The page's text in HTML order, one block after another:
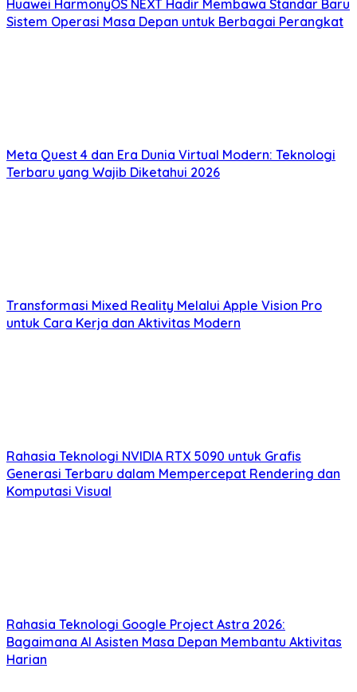
Huawei HarmonyOS NEXT Hadir Membawa Standar Baru
Sistem Operasi Masa Depan untuk Berbagai Perangkat
Meta Quest 4 dan Era Dunia Virtual Modern: Teknologi
Terbaru yang Wajib Diketahui 2026
Transformasi Mixed Reality Melalui Apple Vision Pro
untuk Cara Kerja dan Aktivitas Modern
Rahasia Teknologi NVIDIA RTX 5090 untuk Grafis
Generasi Terbaru dalam Mempercepat Rendering dan
Komputasi Visual
Rahasia Teknologi Google Project Astra 2026:
Bagaimana AI Asisten Masa Depan Membantu Aktivitas
Harian